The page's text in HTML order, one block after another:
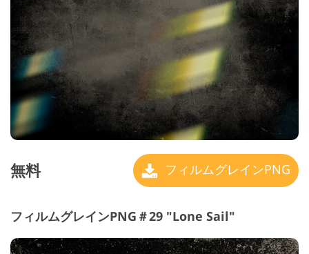
無料 フィルムグレインPNG
フィルムグレインPNG＃29 "Lone Sail"